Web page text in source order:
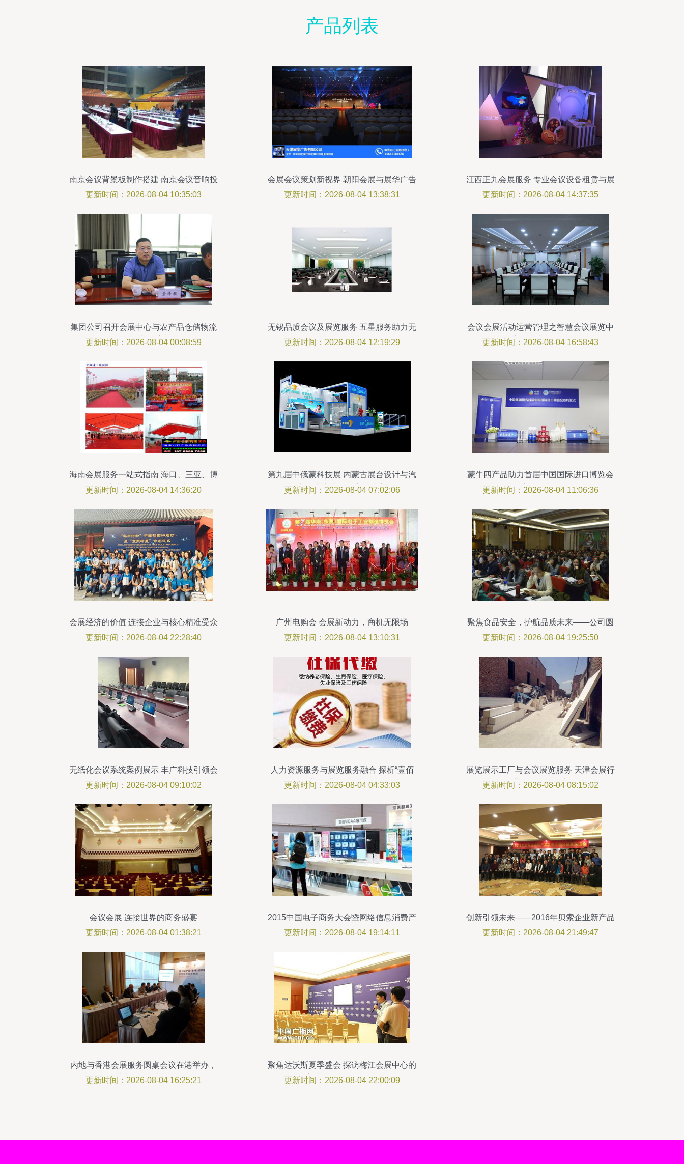
产品列表
南京会议背景板制作搭建 南京会议音响投
影出租租赁 南京背景板制作 南京舞台搭建
更新时间：2026-08-04 10:35:03
会展会议策划新视界 朝阳会展与展华广告
的深度解析
更新时间：2026-08-04 13:38:31
江西正九会展服务 专业会议设备租赁与展
览服务引领者
更新时间：2026-08-04 14:37:35
集团公司召开会展中心与农产品仓储物流
项目概念规划方案汇报会
更新时间：2026-08-04 00:08:59
无锡品质会议及展览服务 五星服务助力无
缝活动体验
更新时间：2026-08-04 12:19:29
会议会展活动运营管理之智慧会议展览中
心的内容与价值
更新时间：2026-08-04 16:58:43
海南会展服务一站式指南 海口、三亚、博
鳌的庆典物料租赁与高效执行
更新时间：2026-08-04 14:36:20
第九届中俄蒙科技展 内蒙古展台设计与汽
车工业专业展的交融之美
更新时间：2026-08-04 07:02:06
蒙牛四产品助力首届中国国际进口博览会
会议及展览服务
更新时间：2026-08-04 11:06:36
会展经济的价值 连接企业与核心精准受众
的桥梁
更新时间：2026-08-04 22:28:40
广州电购会 会展新动力，商机无限场
更新时间：2026-08-04 13:10:31
聚焦食品安全，护航品质未来——公司圆
满完成中国国际食品安全与质量控制会议
更新时间：2026-08-04 19:25:50
无纸化会议系统案例展示 丰广科技引领会
议及展览服务新篇章
更新时间：2026-08-04 09:10:02
人力资源服务与展览服务融合 探析“壹佰
业”的业务结合路径
更新时间：2026-08-04 04:33:03
展览展示工厂与会议展览服务 天津会展行
业的发展新篇章
更新时间：2026-08-04 08:15:02
会议会展 连接世界的商务盛宴
更新时间：2026-08-04 01:38:21
2015中国电子商务大会暨网络信息消费产
业博览会 会议与展览服务的创新实践
更新时间：2026-08-04 19:14:11
创新引领未来——2016年贝索企业新产品
发布会在汉隆重召开
更新时间：2026-08-04 21:49:47
内地与香港会展服务圆桌会议在港举办，
共商合作新机遇
更新时间：2026-08-04 16:25:21
聚焦达沃斯夏季盛会 探访梅江会展中心的
高端会议与展览服务
更新时间：2026-08-04 22:00:09